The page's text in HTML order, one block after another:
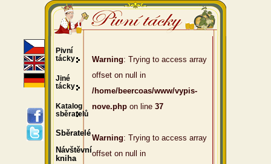
Warning: Trying to access array
offset on null in
/home/beercoas/www/vypis-
nove.php on line 37
Warning: Trying to access array
offset on null in
Pivní
tácky
Jiné
tácky
Katalog
sběratelů
Sběratelé
Návštěvní
kniha